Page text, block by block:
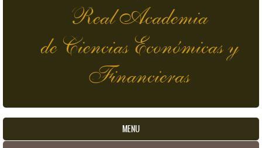
Real Academia
de Ciencias Económicas y
Financieras
MENU